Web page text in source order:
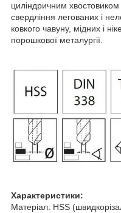
циліндричним
свердління легованих і
ковкого чавуну, мідних і
порошкової металургії.
Характеристики:
Матеріал: HSS